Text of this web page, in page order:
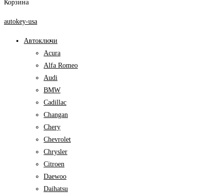
Корзина
autokey-usa
Автоключи
Acura
Alfa Romeo
Audi
BMW
Cadillac
Changan
Chery
Chevrolet
Chrysler
Citroen
Daewoo
Daihatsu